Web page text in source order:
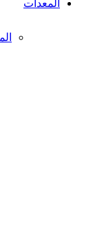
المعدات